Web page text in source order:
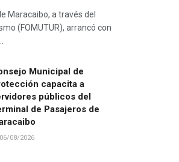
Maracaibo, a través del
(FOMUTUR), arrancó con
Municipal de
capacita a
públicos del
de Pasajeros de
06/08/2026